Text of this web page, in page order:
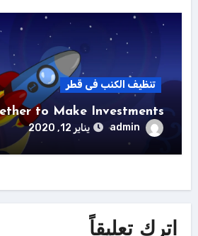
تنظيف الكنب فى قطر
to Make Investments
admin يناير 12, 2020
اترك تعليقاً